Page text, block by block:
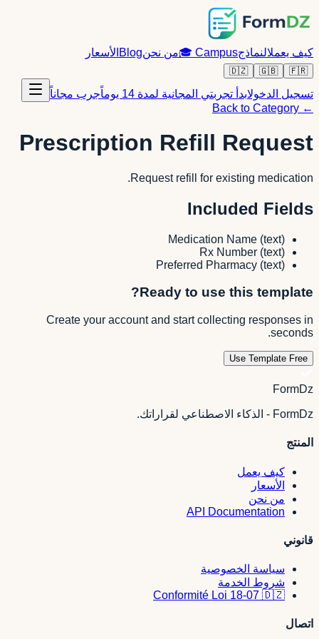
كيف يعملالنماذجCampus
🎓من نحنBlog الأسعار
🇫🇷
🇬🇧
🇩🇿
تسجيل الدخولابدأ تجربتي المجانية لمدة 14 يوماً
جرب مجاناً
← Back to Category
Prescription Refill Request
Request refill for existing medication.
Included Fields
Medication Name (text)
Rx Number (text)
Preferred Pharmacy (text)
Ready to use this template?
Create your account and start collecting responses in
seconds.
Use Template Free
FormDz
FormDz - الذكاء الاصطناعي لقراراتك.
المنتج
كيف يعمل
الأسعار
من نحن
API Documentation
قانوني
سياسة الخصوصية
شروط الخدمة
Conformité Loi 18-07 🇩🇿
اتصال